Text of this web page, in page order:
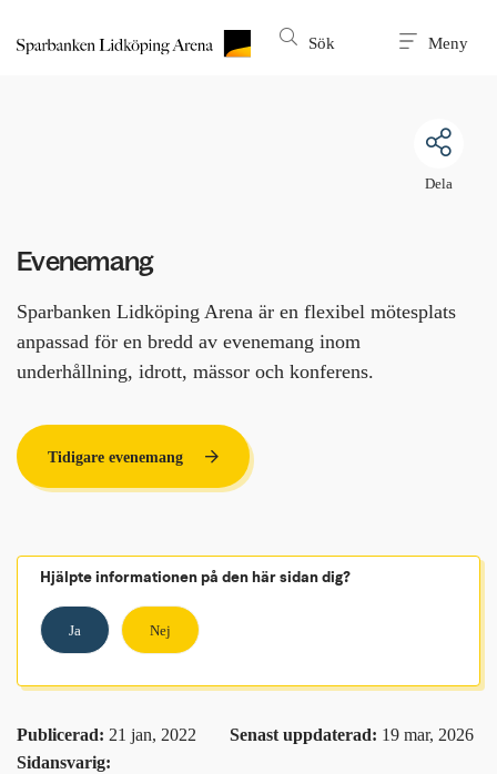
Sök Meny
Dela
Evenemang
Sparbanken Lidköping Arena är en flexibel mötesplats
anpassad för en bredd av evenemang inom
underhållning, idrott, mässor och konferens.
Tidigare evenemang
Hjälpte informationen på den här sidan dig?
Ja Nej
Publicerad: 21 jan, 2022 Senast uppdaterad: 19 mar, 2026
Sidansvarig: